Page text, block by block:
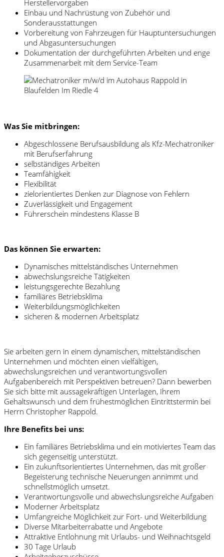
Herstellervorgaben
Einbau und Nachrüstung von Zubehör und
Sonderausstattungen
Vorbereitung von Fahrzeugen für Hauptuntersuchungen
und Abgasuntersuchungen
Dokumentation der durchgeführten Arbeiten und enge
Zusammenarbeit mit dem Service-Team
Was Sie mitbringen:
Abgeschlossene Berufsausbildung als Kfz-Mechatroniker
mit Berufserfahrung
selbständiges Arbeiten
Teamfähigkeit
Flexibilität
zielorientiertes Denken zur Diagnose von Fehlern
Zuverlässigkeit und Engagement
Führerschein mindestens Klasse B
Das können Sie erwarten:
Dynamisches mittelständisches Unternehmen
abwechslungsreiche Tätigkeiten
leistungsgerechte Bezahlung
familiäres Betriebsklima
Weiterbildungsmöglichkeiten
sicheren & modernen Arbeitsplatz
Sie arbeiten gern in einem dynamischen, mittelständischen
Unternehmen und möchten einen vielfältigen,
abwechslungsreichen und verantwortungsvollen
Aufgabenbereich mit Perspektiven betreuen? Dann bewerben
Sie sich bitte mit aussagekräftigen Unterlagen, Ihrem
Gehaltswunsch und dem frühestmöglichen Eintrittstermin bei
Herrn Christopher Rappold.
Ihre Benefits bei uns:
Ein familiäres Betriebsklima und ein motiviertes Team das
sich gegenseitig unterstützt.
Ein zukunftsorientiertes Unternehmen, das mit großer
Begeisterung technische Neuerungen annimmt und
schnellstmöglich umsetzt.
Verantwortungsvolle und abwechslungsreiche Aufgaben
Moderner Arbeitsplatz
Umfangreiche Möglichkeit zur Fort- und Weiterbildung
Diverse Mitarbeiterrabatte und Angebote
Attraktive Entlohnung mit Urlaubs- und Weihnachtsgeld
30 Tage Urlaub